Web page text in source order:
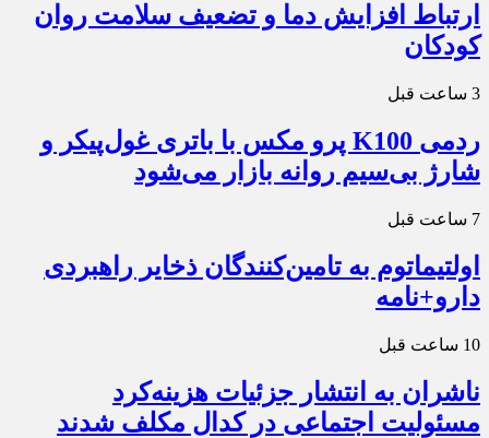
ارتباط افزایش دما و تضعیف سلامت روان
کودکان
3 ساعت قبل
ردمی K100 پرو مکس با باتری غول‌پیکر و
شارژ بی‌سیم روانه بازار می‌شود
7 ساعت قبل
اولتیماتوم به تامین‌کنندگان ذخایر راهبردی
دارو+نامه
10 ساعت قبل
ناشران به انتشار جزئیات هزینه‌کرد
مسئولیت اجتماعی در کدال مکلف شدند